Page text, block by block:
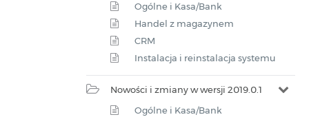
Ogólne i Kasa/Bank
Handel z magazynem
CRM
Instalacja i reinstalacja systemu
Nowości i zmiany w wersji 2019.0.1
Ogólne i Kasa/Bank